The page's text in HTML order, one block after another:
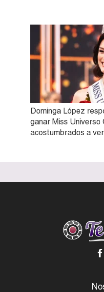
Dominga López
ganar Miss Universo
acostumbrados a